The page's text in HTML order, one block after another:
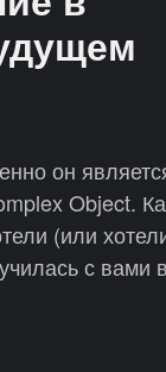
он
Object.
(или
с вами